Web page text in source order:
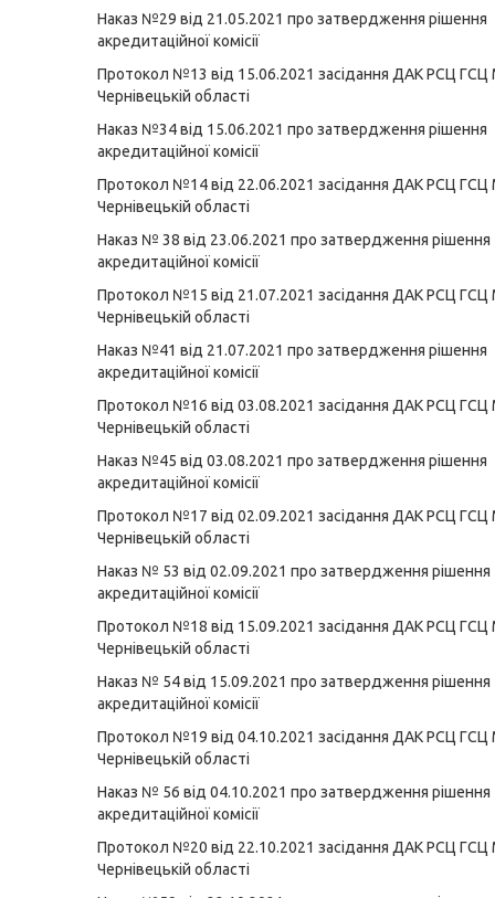
Наказ №29 від 21.05.2021 про затвердження рішення
акредитаційної комісії
Протокол №13 від 15.06.2021 засідання ДАК РСЦ
Чернівецькій області
Наказ №34 від 15.06.2021 про затвердження рішення
акредитаційної комісії
Протокол №14 від 22.06.2021 засідання ДАК РСЦ
Чернівецькій області
Наказ № 38 від 23.06.2021 про затвердження рішення
акредитаційної комісії
Протокол №15 від 21.07.2021 засідання ДАК РСЦ
Чернівецькій області
Наказ №41 від 21.07.2021 про затвердження рішення
акредитаційної комісії
Протокол №16 від 03.08.2021 засідання ДАК РСЦ
Чернівецькій області
Наказ №45 від 03.08.2021 про затвердження рішення
акредитаційної комісії
Протокол №17 від 02.09.2021 засідання ДАК РСЦ
Чернівецькій області
Наказ № 53 від 02.09.2021 про затвердження рішення
акредитаційної комісії
Протокол №18 від 15.09.2021 засідання ДАК РСЦ
Чернівецькій області
Наказ № 54 від 15.09.2021 про затвердження рішення
акредитаційної комісії
Протокол №19 від 04.10.2021 засідання ДАК РСЦ
Чернівецькій області
Наказ № 56 від 04.10.2021 про затвердження рішення
акредитаційної комісії
Протокол №20 від 22.10.2021 засідання ДАК РСЦ
Чернівецькій області